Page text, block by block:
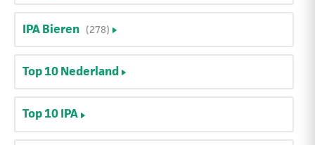
IPA Bieren (278)
Top 10 Nederland
Top 10 IPA